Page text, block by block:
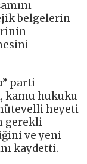
belgelerin
parti
kamu hukuku
heyeti
gerekli
ve yeni
kaydetti.